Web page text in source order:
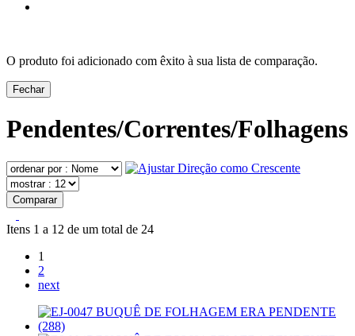
O produto foi adicionado com êxito à sua lista de comparação.
Fechar
Pendentes/Correntes/Folhagens
Comparar
Itens 1 a 12 de um total de 24
1
2
next